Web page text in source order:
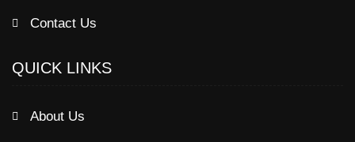
Contact Us
QUICK LINKS
About Us